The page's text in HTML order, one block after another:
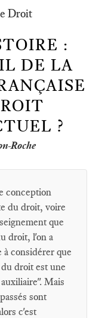
Droit
:
DE LA
?
Roche
conception
du droit, voire
que
droit, l'on a
à considérer que
droit est une
Mais
sont
c'est